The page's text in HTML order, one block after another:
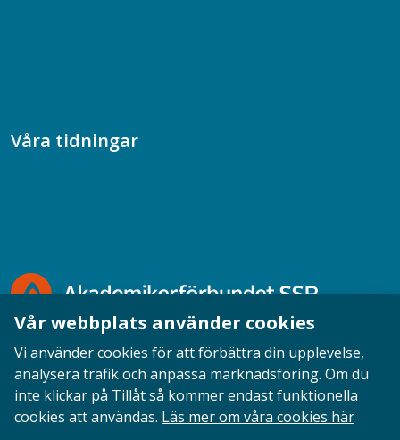
Våra tidningar
Opinion English Personuppgifter Cookies
Vår webbplats använder cookies
Vi använder cookies för att förbättra din upplevelse,
analysera trafik och anpassa marknadsföring. Om du
inte klickar på Tillåt så kommer endast funktionella
cookies att användas. Läs mer om våra cookies här